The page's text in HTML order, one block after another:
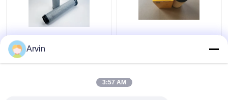
5909787 Caterpillar
Filter Fuel Separator
Wody Inżynieria Części
Wysokiej wydajności
zamienne silnika
Arvin
3:57 AM